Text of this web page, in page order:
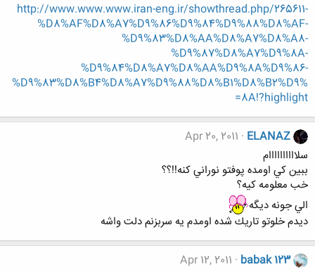
http://www.www.www.iran-eng.ir/showthread.php/265611-
%D8%AF%D8%A7%D9%86%D9%84%D9%88%D8%AF-
%D9%83%D8%AA%D8%A7%D8%A8-
%D9%87%D8%A7%D9%8A-
%D9%84%D8%A7%D8%AA%D9%8A%D9%86-
%D9%83%D8%B4%D8%A7%D9%88%D8%B1%D8%B2%D9%
8A!?highlight=
ELANAZ
Apr 20, 2011
سلاااااااااام
ببين كي اومده پوفتو نوراني كنه!!؟؟
خب معلومه كيه؟
الي جونه ديگه
ديدم خلوتو تاريك شده اومدم يه سربزنم دلت واشه
babak 123
Apr 12, 2011